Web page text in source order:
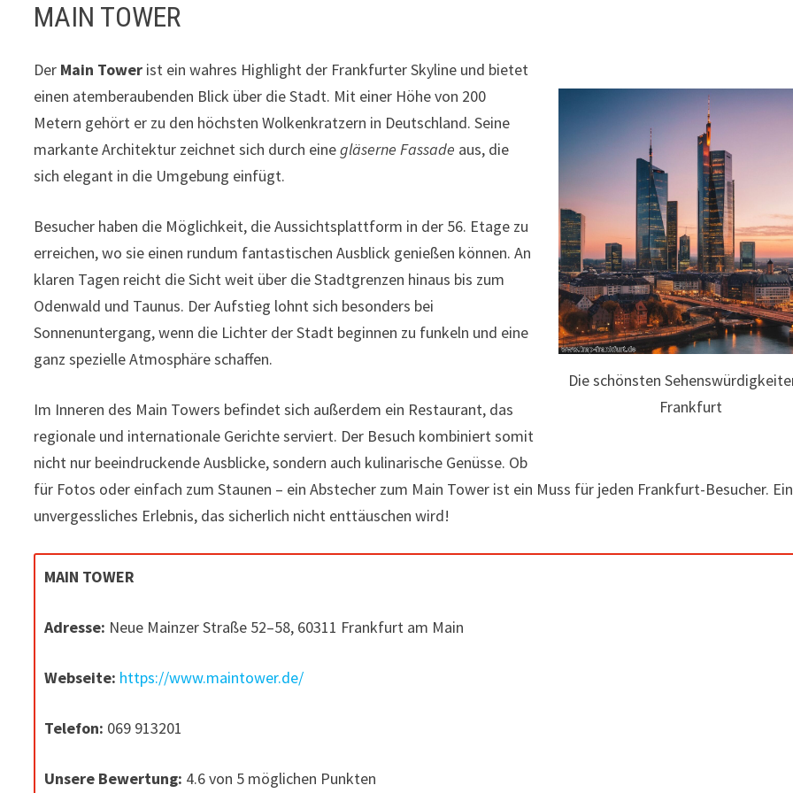
MAIN TOWER
Die schönsten
Frankfurt
Der Main Tower ist ein wahres Highlight der Frankfurter Skyline und bietet
einen atemberaubenden Blick über die Stadt. Mit einer Höhe von 200
Metern gehört er zu den höchsten Wolkenkratzern in Deutschland. Seine
markante Architektur zeichnet sich durch einegläserne Fassade aus, die
sich elegant in die Umgebung einfügt.
Besucher haben die Möglichkeit, die Aussichtsplattform in der 56. Etage zu
erreichen, wo sie einen rundum fantastischen Ausblick genießen können. An
klaren Tagen reicht die Sicht weit über die Stadtgrenzen hinaus bis zum
Odenwald und Taunus. Der Aufstieg lohnt sich besonders bei
Sonnenuntergang, wenn die Lichter der Stadt beginnen zu funkeln und eine
ganz spezielle Atmosphäre schaffen.
Im Inneren des Main Towers befindet sich außerdem ein Restaurant, das
regionale und internationale Gerichte serviert. Der Besuch kombiniert somit
nicht nur beeindruckende Ausblicke, sondern auch kulinarische Genüsse. Ob
für Fotos oder einfach zum Staunen – ein Abstecher zum Main Tower ist ein Muss für jeden Frankfurt-Besucher. Ein
unvergessliches Erlebnis, das sicherlich nicht enttäuschen wird!
MAIN TOWER
Adresse: Neue Mainzer Straße 52–58, 60311 Frankfurt am Main
Webseite: https://www.maintower.de/
Telefon: 069 913201
Unsere Bewertung: 4.6 von 5 möglichen Punkten